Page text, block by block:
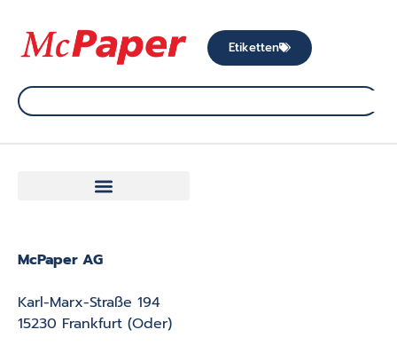
Etiketten
McPaper AG
Karl-Marx-Straße 194
15230 Frankfurt (Oder)